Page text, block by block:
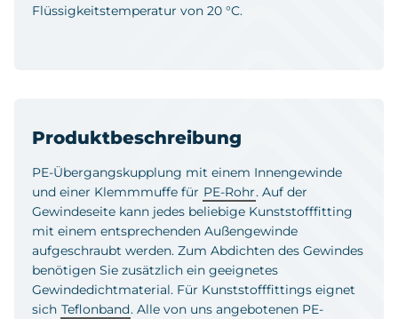
Produktbeschreibung
PE-Übergangskupplung mit einem Innengewinde
und einer Klemmmuffe für PE-Rohr. Auf der
Gewindeseite kann jedes beliebige Kunststofffitting
mit einem entsprechenden Außengewinde
aufgeschraubt werden. Zum Abdichten des Gewindes
benötigen Sie zusätzlich ein geeignetes
Gewindedichtmaterial. Für Kunststofffittings eignet
sich Teflonband. Alle von uns angebotenen PE-
Flüssigkeitstemperatur von 20 °C.